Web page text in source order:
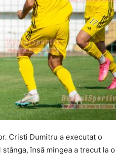
Cristi Dumitru a executat o
însă mingea a trecut la o